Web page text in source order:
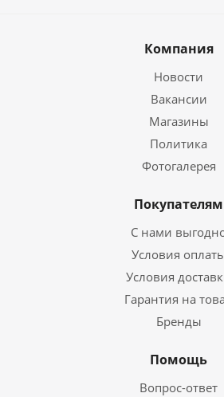
Компания
Новости
Вакансии
Магазины
Политика
Фотогалерея
Покупателям
С нами
Условия
Условия
Гарантия на
Бренды
Помощь
Вопрос-ответ